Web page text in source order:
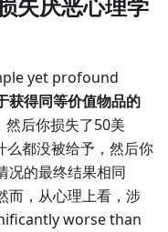
失厌恶心理学
yet profound
获得同等价值物品的
后你损失了50美
么都没被给予，然后你
况的最终结果相同
，从心理上看，涉
worse than